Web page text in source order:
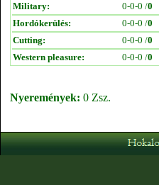
Military:
0-0-0 /0
Hordókerülés:
0-0-0 /0
Cutting:
0-0-0 /0
Western pleasure:
0-0-0 /0
Nyeremények: 0 Zsz.